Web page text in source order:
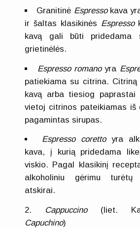
Granitinė Espressokava
ir šaltas klasikinės Espresso
kavą gali būti pridedama
grietinėlės.
Espresso romanoyra
patiekiama su citrina.
kavą arba tiesiog paprastai
vietoj citrinos pateikiamas iš
pagamintas sirupas.
Espresso corettoyra
kava, į kurią pridedama
viskio. Pagal klasikinį
alkoholiniu gėrimu turėtų
atskirai.
Cappuccino(liet.
Capuchino)